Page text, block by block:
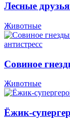
Лесные
Животные
Совиное
Животные
Ёжик-